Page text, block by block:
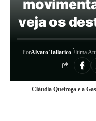
veja os
PorAlvaro TallaricoÚltima
Cláudia Queiroga e a